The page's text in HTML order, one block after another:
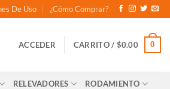
De Uso ¿Cómo Comprar?
ACCEDER CARRITO / $0.00 0
RELEVADORES RODAMIENTO